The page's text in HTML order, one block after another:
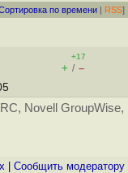
по времени | RSS]
+17
+ / –
Novell GroupWise,
Cообщить модератору